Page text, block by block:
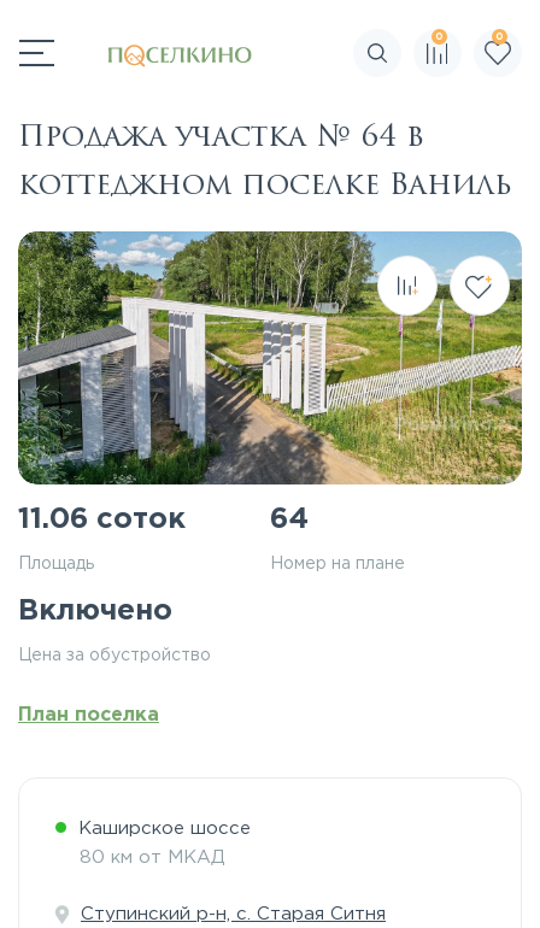
Поиск по сайту
0 0
Продажа участка № 64 в
коттеджном поселке Ваниль
11.06 соток
Площадь
64
Номер на плане
Включено
Цена за обустройство
План поселка
Каширское шоссе
80 км от МКАД
Ступинский р-н, с. Старая Ситня